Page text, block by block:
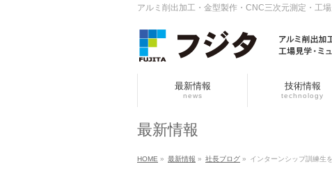
アルミ削出加工・金型製作・CNC三次元測定・工
最新情報
news
技術情報
technology
最新情報
HOME » 最新情報 » 社長ブログ » インターンシップ訓練生